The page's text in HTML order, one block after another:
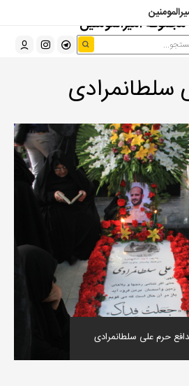
امیرالمومنین
سلطانمرادی
حرم علی سلطانمرادی